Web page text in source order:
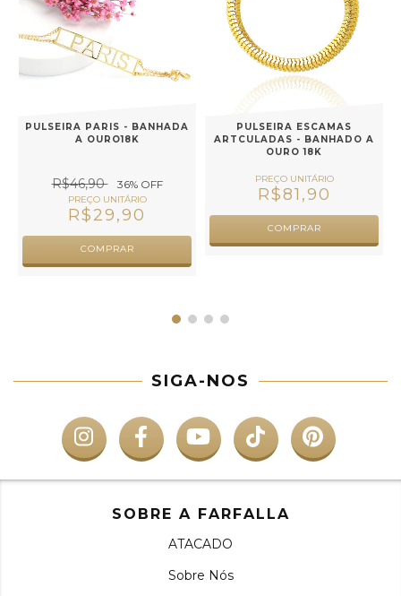
PULSEIRA PARIS - BANHADA
A OURO18K
R$46,90 36% OFF
R$29,90
COMPRAR
PULSEIRA ESCAMAS
ARTCULADAS - BANHADO A
OURO 18K
R$81,90
COMPRAR
SIGA-NOS
SOBRE A FARFALLA
ATACADO
Sobre Nós